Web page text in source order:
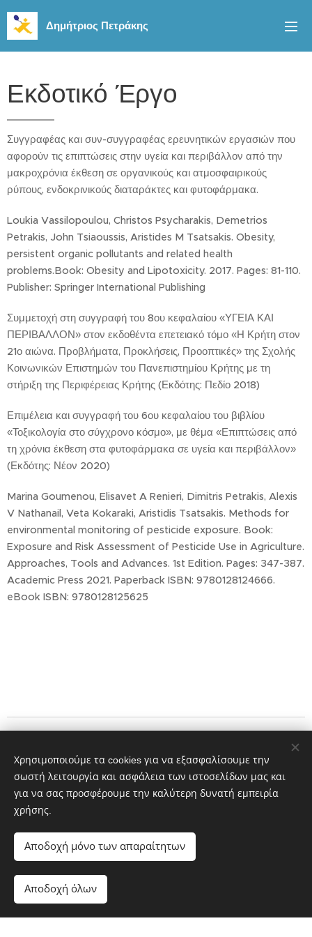
Δημήτριος Πετράκης
Εκδοτικό Έργο
Συγγραφέας και συν-συγγραφέας ερευνητικών εργασιών που
αφορούν τις επιπτώσεις στην υγεία και περιβάλλον από την
μακροχρόνια έκθεση σε οργανικούς και ατμοσφαιρικούς
ρύπους, ενδοκρινικούς διαταράκτες και φυτοφάρμακα.
Loukia Vassilopoulou, Christos Psycharakis, Demetrios
Petrakis, John Tsiaoussis, Aristides M Tsatsakis. Obesity,
persistent organic pollutants and related health
problems.Book: Obesity and Lipotoxicity. 2017. Pages: 81-110.
Publisher: Springer International Publishing
Συμμετοχή στη συγγραφή του 8ου κεφαλαίου «ΥΓΕΙΑ ΚΑΙ
ΠΕΡΙΒΑΛΛΟΝ» στον εκδοθέντα επετειακό τόμο «Η Κρήτη στον
21ο αιώνα. Προβλήματα, Προκλήσεις, Προοπτικές» της Σχολής
Κοινωνικών Επιστημών του Πανεπιστημίου Κρήτης με τη
στήριξη της Περιφέρειας Κρήτης (Εκδότης: Πεδίο 2018)
Επιμέλεια και συγγραφή του 6ου κεφαλαίου του βιβλίου
«Τοξικολογία στο σύγχρονο κόσμο», με θέμα «Επιπτώσεις από
τη χρόνια έκθεση στα φυτοφάρμακα σε υγεία και περιβάλλον»
(Εκδότης: Νέον 2020)
Marina Goumenou, Elisavet A Renieri, Dimitris Petrakis, Alexis
V Nathanail, Veta Kokaraki, Aristidis Tsatsakis. Methods for
environmental monitoring of pesticide exposure. Book:
Exposure and Risk Assessment of Pesticide Use in Agriculture.
Approaches, Tools and Advances. 1st Edition. Pages: 347-387.
Academic Press 2021. Paperback ISBN: 9780128124666.
eBook ISBN: 9780128125625
2810 244744
Κινητό
6932 409353
Email
d imitriospetrakis
Υλοποιήθηκε από τη
Χρησιμοποιούμε τα cookies για να εξασφαλίσουμε την
σωστή λειτουργία και ασφάλεια των ιστοσελίδων μας και
για να σας προσφέρουμε την καλύτερη δυνατή εμπειρία
χρήσης.
Αποδοχή μόνο των απαραίτητων
Αποδοχή όλων